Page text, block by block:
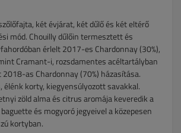
két évjárat, két dűlő és két eltérő
mód. Chouilly dűlőin termesztett és
érlelt 2017-es Chardonnay (30%),
Cramant-i, rozsdamentes acéltartályban
2018-as Chardonnay (70%) házasítása.
élénk korty, kiegyensúlyozott savakkal.
zöld alma és citrus aromája keveredik a
és mogyoró jegyeivel a közepesen
kortyban.